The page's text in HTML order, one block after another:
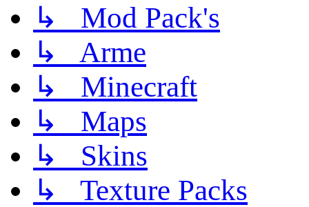
↳ Mod Pack's
↳ Arme
↳ Minecraft
↳ Maps
↳ Skins
↳ Texture Packs